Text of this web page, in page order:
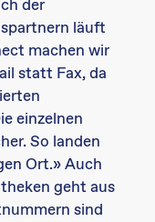
der
läuft
machen wir
statt Fax, da
einzelnen
So landen
Ort.» Auch
geht aus
sind